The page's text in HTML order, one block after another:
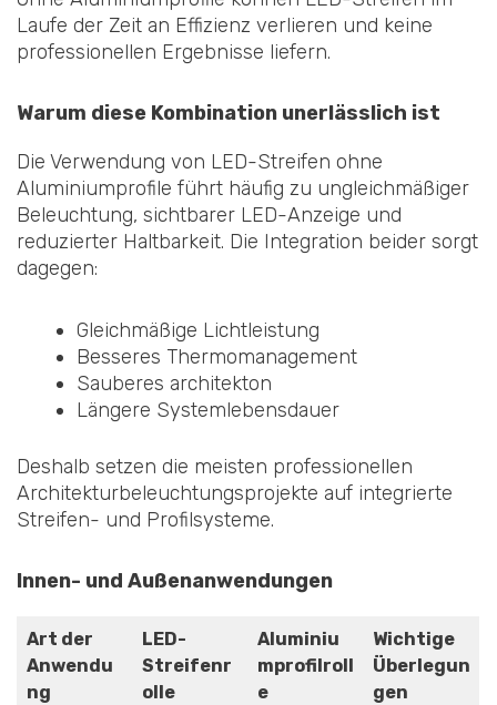
Laufe der Zeit an Effizienz verlieren und keine
professionellen Ergebnisse liefern.
Warum diese Kombination unerlässlich ist
Die Verwendung von LED-Streifen ohne
Aluminiumprofile führt häufig zu ungleichmäßiger
Beleuchtung, sichtbarer LED-Anzeige und
reduzierter Haltbarkeit. Die Integration beider sorgt
dagegen:
Gleichmäßige Lichtleistung
Besseres Thermomanagement
Sauberes architekton
Längere Systemlebensdauer
Deshalb setzen die meisten professionellen
Architekturbeleuchtungsprojekte auf integrierte
Streifen- und Profilsysteme.
Innen- und Außenanwendungen
Art der
Anwendu
ng
LED-
Streifenr
olle
Aluminiu
mprofilroll
e
Wichtige
Überlegun
gen